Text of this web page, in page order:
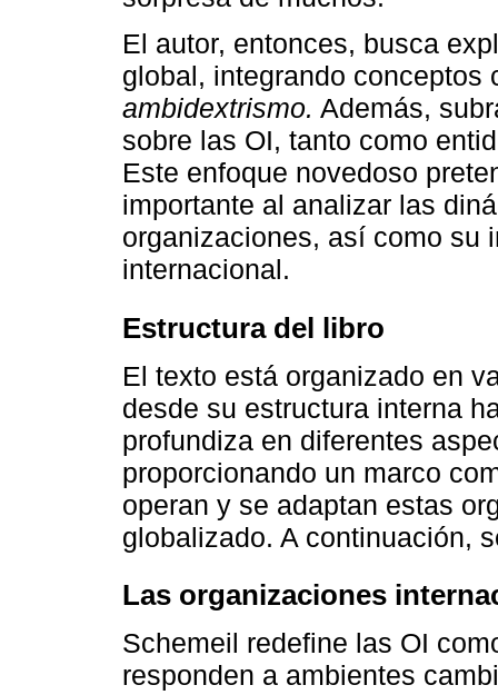
El autor, entonces, busca
global, integrando conceptos
ambidextrismo. Además,
sobre las OI, tanto como
Este enfoque novedoso
importante al analizar las
organizaciones, así como su
internacional.
Estructura del libro
El texto está organizado en
desde su estructura interna
profundiza en diferentes
proporcionando un marco
operan y se adaptan estas
globalizado. A continuación,
Las organizaciones
Schemeil redefine las OI
responden a ambientes